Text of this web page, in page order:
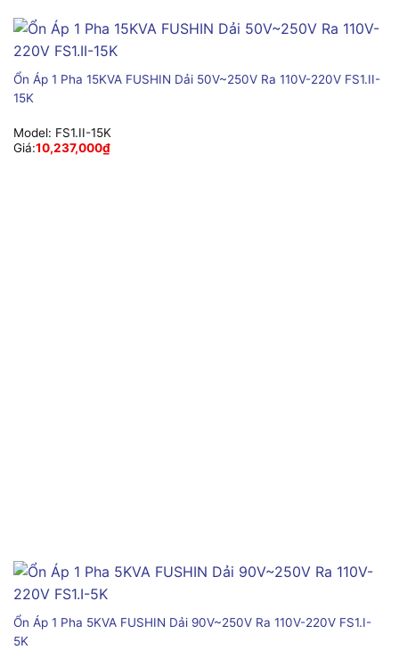
Ổn Áp 1 Pha 15KVA FUSHIN Dải 50V~250V Ra 110V-220V FS1.II-
15K
Model: FS1.II-15K
Giá:10,237,000₫
Ổn Áp 1 Pha 5KVA FUSHIN Dải 90V~250V Ra 110V-220V FS1.I-
5K